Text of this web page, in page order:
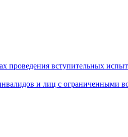
проведения вступительных
и лиц с ограниченными